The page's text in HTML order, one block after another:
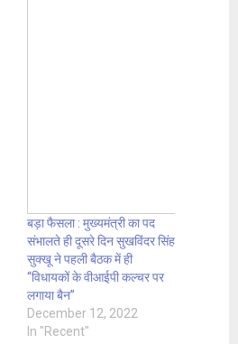
बड़ा फैसला : मुख्यमंत्री का पद
संभालते ही दूसरे दिन सुखविंदर सिंह
सुक्खू ने पहली बैठक में ही
“विधायकों के वीआईपी कल्चर पर
लगाया बैन”
December 12, 2022
In "Recent"